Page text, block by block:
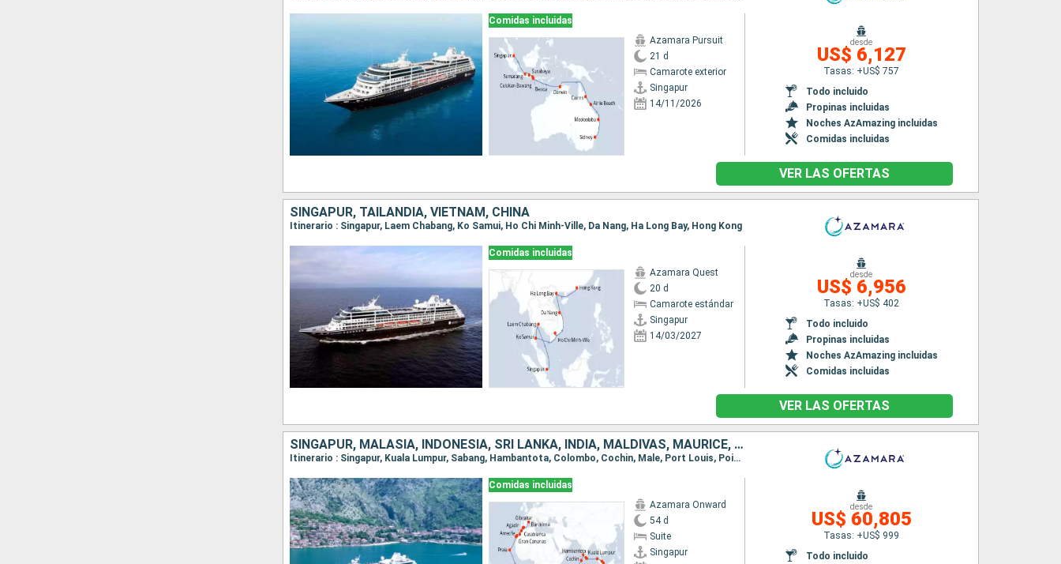
Comidas incluidas
Azamara Pursuit
21 d
Camarote exterior
Singapur
14/11/2026
desde
US$ 6,127
Tasas: +US$ 757
Todo incluido
Propinas incluidas
Noches AzAmazing incluidas
Comidas incluidas
VER LAS OFERTAS
SINGAPUR, TAILANDIA, VIETNAM, CHINA
Itinerario : Singapur, Laem Chabang, Ko Samui, Ho Chi Minh-Ville, Da Nang, Ha Long Bay, Hong Kong
Comidas incluidas
Azamara Quest
20 d
Camarote estándar
Singapur
14/03/2027
desde
US$ 6,956
Tasas: +US$ 402
Todo incluido
Propinas incluidas
Noches AzAmazing incluidas
Comidas incluidas
VER LAS OFERTAS
SINGAPUR, MALASIA, INDONESIA, SRI LANKA, INDIA, MALDIVAS, MAURICE, FRANCIA, MADAGASCAR, SUDAFRICA, NAMIBIA, REINO UNIDO, CABO VERDE, MARRUECOS, ESPAÑA
Itinerario : Singapur, Kuala Lumpur, Sabang, Hambantota, Colombo, Cochin, Male, Port Louis, Pointe des Gallets, Taolagnao, Richards Bay, Durban, Puerto Elizabeth, Ciudad del Cabo, Luderitz, Walvis Bay, Jamestown, Praia, Gran Canarias, Arrecife, Agadir, Casablanca, Gibraltar, Malaga, Barcelona
Comidas incluidas
Azamara Onward
54 d
Suite
Singapur
desde
US$ 60,805
Tasas: +US$ 999
Todo incluido